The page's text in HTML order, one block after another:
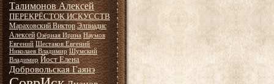
Талимонов Алексей
ПЕРЕКРЁСТОК ИСКУССТВ
Мараховский Виктор Элпиадис
Алексей Озёрная Ирина Наумов
Евгений Шестаков Евгений
Николаев Владимир Шумский
Владимир Йост Елена
Добровольская Гаянэ